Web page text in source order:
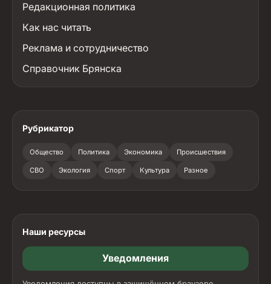
Редакционная политика
Как нас читать
Реклама и сотрудничество
Справочник Брянска
Рубрикатор
Общество Политика Экономика Происшествия
СВО Экология Спорт Культура Разное
Наши ресурсы
Уведомления